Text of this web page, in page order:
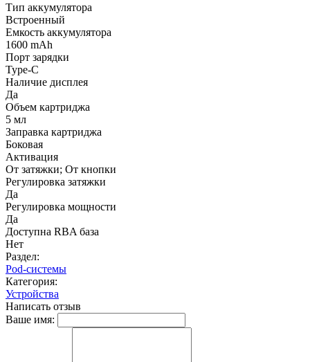
Тип аккумулятора
Встроенный
Емкость аккумулятора
1600 mAh
Порт зарядки
Type-C
Наличие дисплея
Да
Объем картриджа
5 мл
Заправка картриджа
Боковая
Активация
От затяжки; От кнопки
Регулировка затяжки
Да
Регулировка мощности
Да
Доступна RBA база
Нет
Раздел:
Pod-системы
Категория:
Устройства
Написать отзыв
Ваше имя: